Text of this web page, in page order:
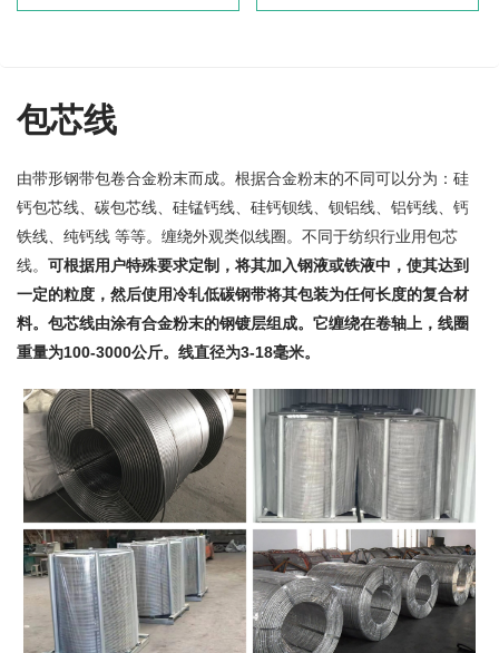
包芯线
由带形钢带包卷合金粉末而成。根据合金粉末的不同可以分为：硅
钙包芯线、碳包芯线、硅锰钙线、硅钙钡线、钡铝线、铝钙线、钙
铁线、纯钙线 等等。缠绕外观类似线圈。不同于纺织行业用包芯
线。
可根据用户特殊要求定制， 将其加入钢液或铁液中，使其达到
一定的粒度，然后使用冷轧低碳钢带将其包装为任何长度的复合材
料。 包芯线由涂有合金粉末的钢镀层组成。它缠绕在卷轴上，线圈
重量为100-3000公斤。线直径为3-18毫米。